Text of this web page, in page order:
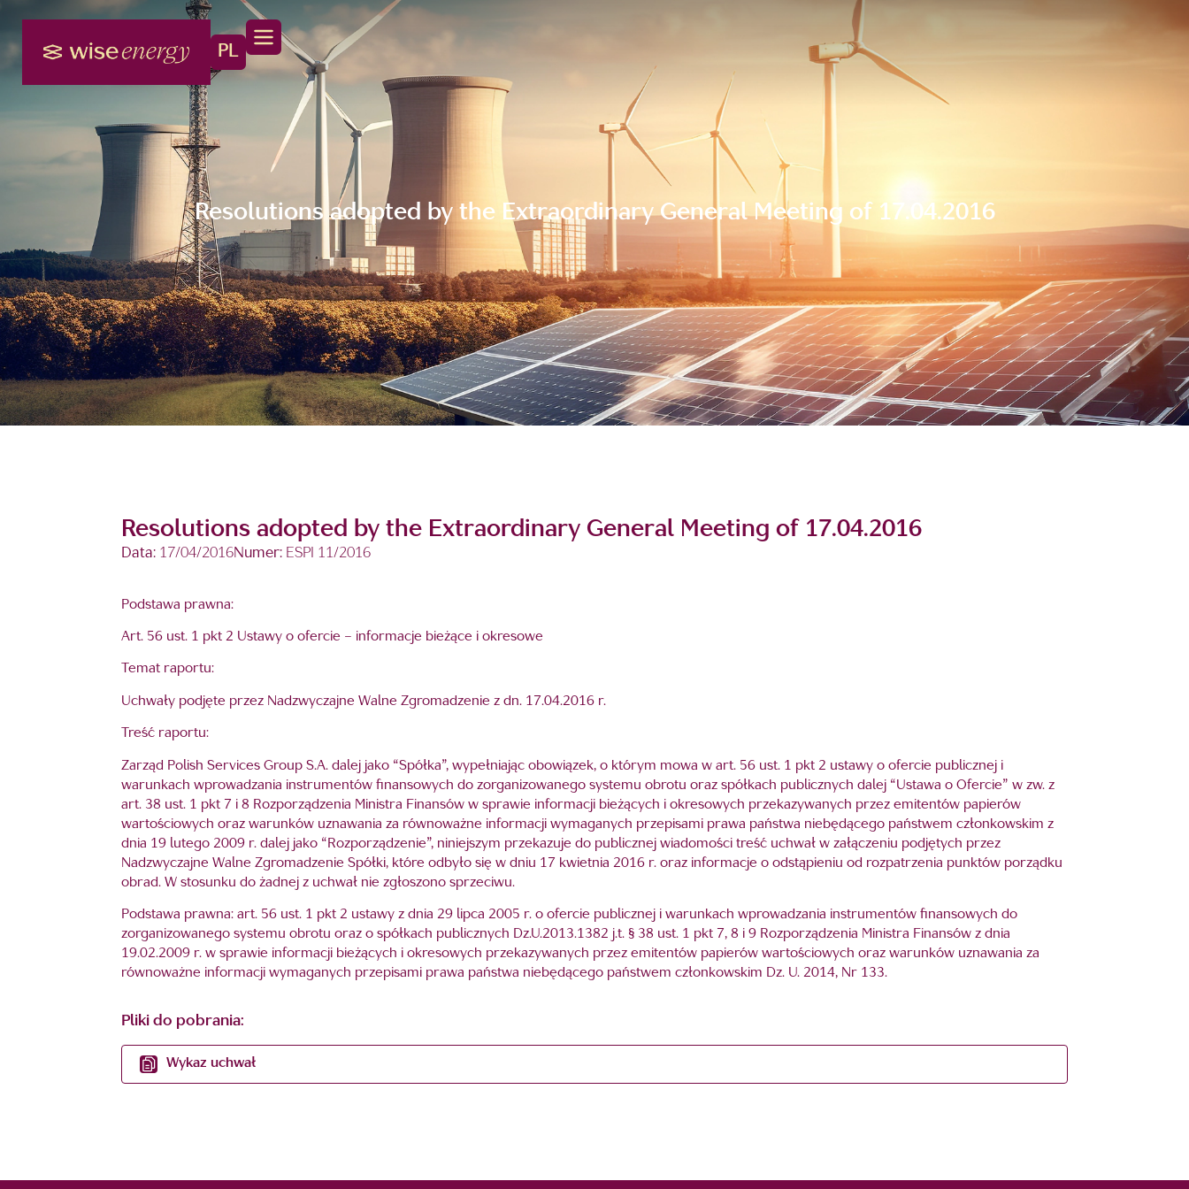
PL
Resolutions adopted by the Extraordinary General Meeting of 17.04.2016
Resolutions adopted by the Extraordinary General Meeting of 17.04.2016
Data: 17/04/2016Numer: ESPI 11/2016
Podstawa prawna:
Art. 56 ust. 1 pkt 2 Ustawy o ofercie – informacje bieżące i okresowe
Temat raportu:
Uchwały podjęte przez Nadzwyczajne Walne Zgromadzenie z dn. 17.04.2016 r.
Treść raportu:
Zarząd Polish Services Group S.A. dalej jako “Spółka”, wypełniając obowiązek, o którym mowa w art. 56 ust. 1 pkt 2 ustawy o ofercie publicznej i
warunkach wprowadzania instrumentów finansowych do zorganizowanego systemu obrotu oraz spółkach publicznych dalej “Ustawa o Ofercie” w zw. z
art. 38 ust. 1 pkt 7 i 8 Rozporządzenia Ministra Finansów w sprawie informacji bieżących i okresowych przekazywanych przez emitentów papierów
wartościowych oraz warunków uznawania za równoważne informacji wymaganych przepisami prawa państwa niebędącego państwem członkowskim z
dnia 19 lutego 2009 r. dalej jako “Rozporządzenie”, niniejszym przekazuje do publicznej wiadomości treść uchwał w załączeniu podjętych przez
Nadzwyczajne Walne Zgromadzenie Spółki, które odbyło się w dniu 17 kwietnia 2016 r. oraz informacje o odstąpieniu od rozpatrzenia punktów porządku
obrad. W stosunku do żadnej z uchwał nie zgłoszono sprzeciwu.
Podstawa prawna: art. 56 ust. 1 pkt 2 ustawy z dnia 29 lipca 2005 r. o ofercie publicznej i warunkach wprowadzania instrumentów finansowych do
zorganizowanego systemu obrotu oraz o spółkach publicznych Dz.U.2013.1382 j.t. § 38 ust. 1 pkt 7, 8 i 9 Rozporządzenia Ministra Finansów z dnia
19.02.2009 r. w sprawie informacji bieżących i okresowych przekazywanych przez emitentów papierów wartościowych oraz warunków uznawania za
równoważne informacji wymaganych przepisami prawa państwa niebędącego państwem członkowskim Dz. U. 2014, Nr 133.
Pliki do pobrania:
Wykaz uchwał